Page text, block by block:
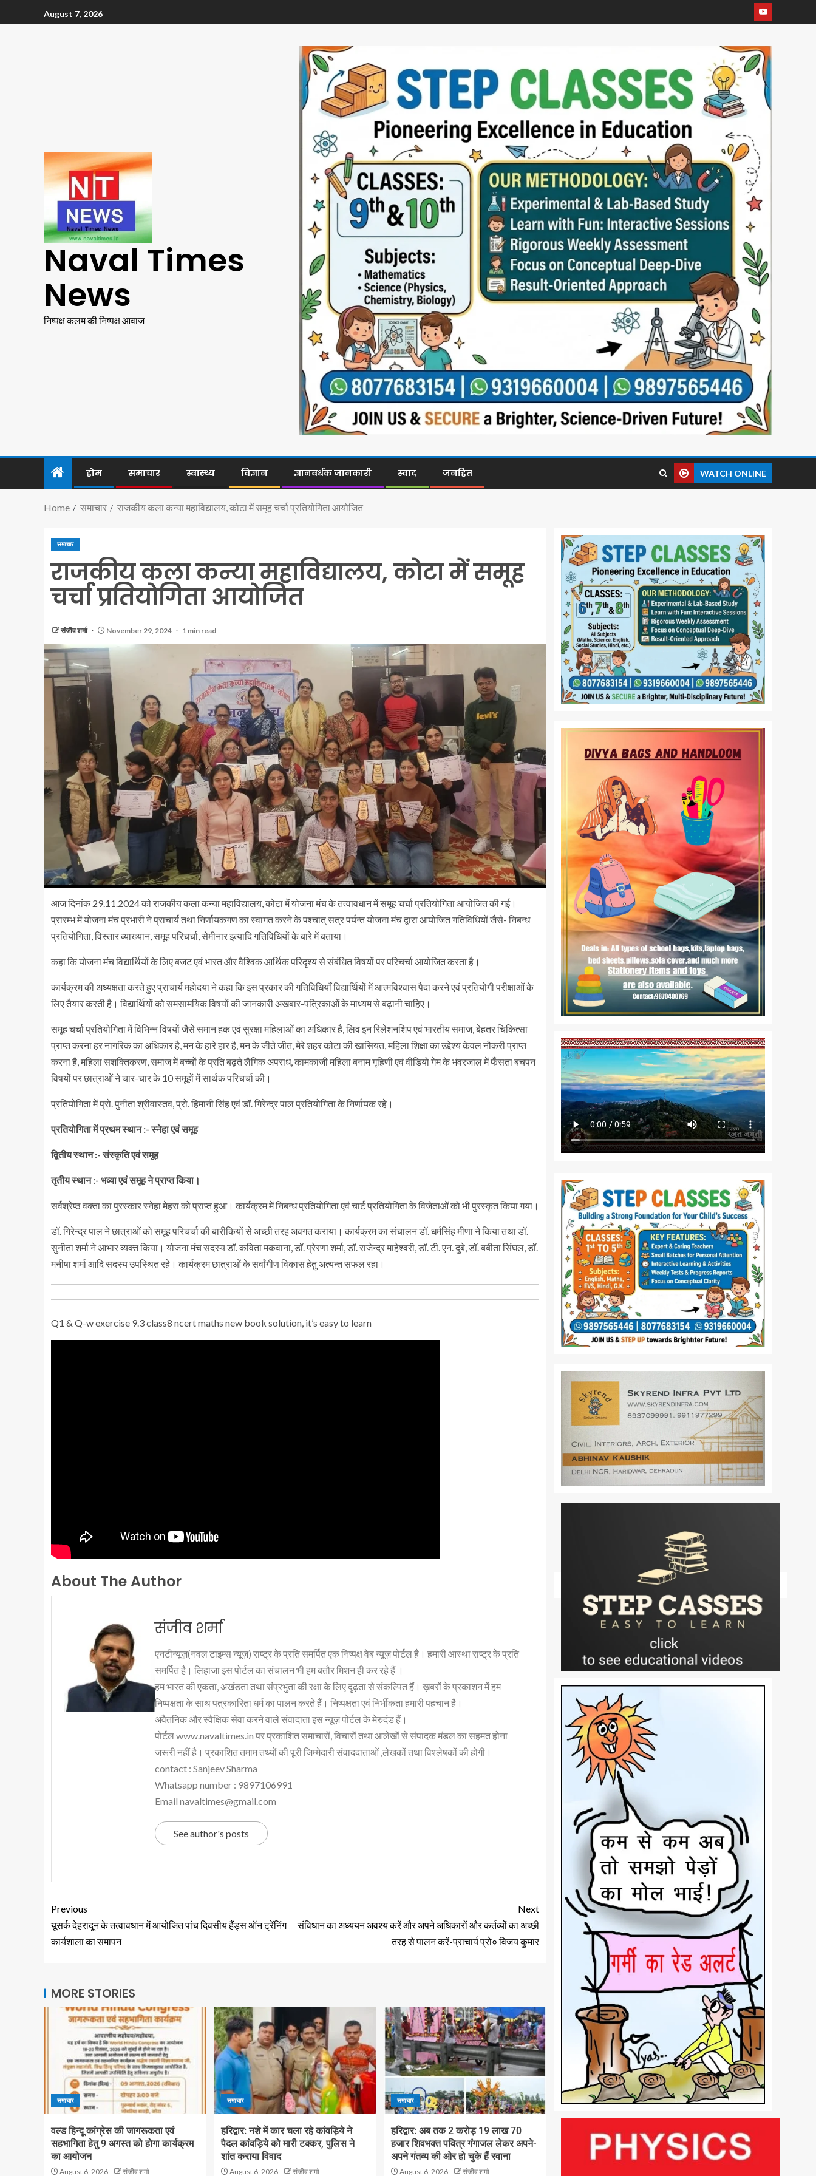
August 7, 2026
Naval Times
News
निष्पक्ष कलम की निष्पक्ष आवाज
होम समाचार स्वास्थ्य विज्ञान ज्ञानवर्धक जानकारी स्वाद जनहित WATCH ONLINE
Home समाचार राजकीय कला कन्या महाविद्यालय, कोटा में समूह चर्चा प्रतियोगिता आयोजित
समाचार
राजकीय कला कन्या महाविद्यालय, कोटा में समूह
चर्चा प्रतियोगिता आयोजित
संजीव शर्मा November 29, 2024 1 min read
आज दिनांक 29.11.2024 को राजकीय कला कन्या महाविद्यालय, कोटा में योजना मंच के तत्वावधान में समूह चर्चा प्रतियोगिता आयोजित की गई।
प्रारम्भ में योजना मंच प्रभारी ने प्राचार्य तथा निर्णायकगण का स्वागत करने के पश्चात् सत्र पर्यन्त योजना मंच द्वारा आयोजित गतिविधियों जैसे- निबन्ध
प्रतियोगिता, विस्तार व्याख्यान, समूह परिचर्चा, सेमीनार इत्यादि गतिविधियों के बारे में बताया।
कहा कि योजना मंच विद्यार्थियों के लिए बजट एवं भारत और वैश्विक आर्थिक परिदृश्य से संबंधित विषयों पर परिचर्चा आयोजित करता है।
कार्यक्रम की अध्यक्षता करते हुए प्राचार्य महोदया ने कहा कि इस प्रकार की गतिविधियाँ विद्यार्थियों में आत्मविश्वास पैदा करने एवं प्रतियोगी परीक्षाओं के
लिए तैयार करती है। विद्यार्थियों को समसामयिक विषयों की जानकारी अखबार-पत्रिकाओं के माध्यम से बढ़ानी चाहिए।
समूह चर्चा प्रतियोगिता में विभिन्न विषयों जैसे समान हक एवं सुरक्षा महिलाओं का अधिकार है, लिव इन रिलेशनशिप एवं भारतीय समाज, बेहतर चिकित्सा
प्राप्त करना हर नागरिक का अधिकार है, मन के हारे हार है, मन के जीते जीत, मेरे शहर कोटा की खासियत, महिला शिक्षा का उद्देश्य केवल नौकरी प्राप्त
करना है, महिला सशक्तिकरण, समाज में बच्चों के प्रति बढ़ते लैंगिक अपराध, कामकाजी महिला बनाम गृहिणी एवं वीडियो गेम के भंवरजाल में फँसता बचपन
विषयों पर छात्राओं ने चार-चार के 10 समूहों में सार्थक परिचर्चा की।
प्रतियोगिता में प्रो. पुनीता श्रीवास्तव, प्रो. हिमानी सिंह एवं डॉ. गिरेन्द्र पाल प्रतियोगिता के निर्णायक रहे।
प्रतियोगिता में प्रथम स्थान :- स्नेहा एवं समूह
द्वितीय स्थान :- संस्कृति एवं समूह
तृतीय स्थान :- भव्या एवं समूह ने प्राप्त किया।
सर्वश्रेष्ठ वक्ता का पुरस्कार स्नेहा मेहरा को प्राप्त हुआ। कार्यक्रम में निबन्ध प्रतियोगिता एवं चार्ट प्रतियोगिता के विजेताओं को भी पुरस्कृत किया गया।
डॉ. गिरेन्द्र पाल ने छात्राओं को समूह परिचर्चा की बारीकियों से अच्छी तरह अवगत कराया। कार्यक्रम का संचालन डॉ. धर्मसिंह मीणा ने किया तथा डॉ.
सुनीता शर्मा ने आभार व्यक्त किया। योजना मंच सदस्य डॉ. कविता मकवाना, डॉ. प्रेरणा शर्मा, डॉ. राजेन्द्र माहेश्वरी, डॉ. टी. एन. दुबे, डॉ. बबीता सिंघल, डॉ.
मनीषा शर्मा आदि सदस्य उपस्थित रहे। कार्यक्रम छात्राओं के सर्वांगीण विकास हेतु अत्यन्त सफल रहा।
Q1 & Q-w exercise 9.3 class8 ncert maths new book solution, it’s easy to learn
About The Author
संजीव शर्मा
एनटीन्यूज़(नवल टाइम्स न्यूज़) राष्ट्र के प्रति समर्पित एक निष्पक्ष वेब न्यूज़ पोर्टल है। हमारी आस्था राष्ट्र के प्रति
समर्पित है। लिहाजा इस पोर्टल का संचालन भी हम बतौर मिशन ही कर रहे हैं ।
हम भारत की एकता, अखंडता तथा संप्रभुता की रक्षा के लिए दृढ़ता से संकल्पित हैं। ख़बरों के प्रकाशन में हम
निष्पक्षता के साथ पत्रकारिता धर्म का पालन करते हैं। निष्पक्षता एवं निर्भीकता हमारी पहचान है।
अवैतनिक और स्वैक्षिक सेवा करने वाले संवादाता इस न्यूज़ पोर्टल के मेरुदंड हैं।
पोर्टल www.navaltimes.in पर प्रकाशित समाचारों, विचारों तथा आलेखों से संपादक मंडल का सहमत होना
जरूरी नहीं है। प्रकाशित तमाम तथ्यों की पूरी जिम्मेदारी संवाददाताओं ,लेखकों तथा विश्लेषकों की होगी।
contact : Sanjeev Sharma
Whatsapp number : 9897106991
Email navaltimes@gmail.com
See author's posts
Previous
यूसर्क देहरादून के तत्वावधान में आयोजित पांच दिवसीय हैंड्स ऑन ट्रेंनिंग
कार्यशाला का समापन
Next
संविधान का अध्ययन अवश्य करें और अपने अधिकारों और कर्तव्यों का अच्छी
तरह से पालन करें-प्राचार्य प्रो० विजय कुमार
MORE STORIES
समाचार
वल्ड हिन्दू कांग्रेस की जागरूकता एवं
सहभागिता हेतु 9 अगस्त को होगा कार्यक्रम
का आयोजन
August 6, 2026 संजीव शर्मा
समाचार
हरिद्वार: नशे में कार चला रहे कांवड़िये ने
पैदल कांवड़िये को मारी टक्कर, पुलिस ने
शांत कराया विवाद
August 6, 2026 संजीव शर्मा
समाचार
हरिद्वार: अब तक 2 करोड़ 19 लाख 70
हजार शिवभक्त पवित्र गंगाजल लेकर अपने-
अपने गंतव्य की ओर हो चुके हैं रवाना
August 6, 2026 संजीव शर्मा